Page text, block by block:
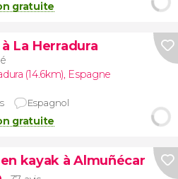
gratuite
La Herradura
(14.6km), Espagne
Espagnol
gratuite
kayak à Almuñécar